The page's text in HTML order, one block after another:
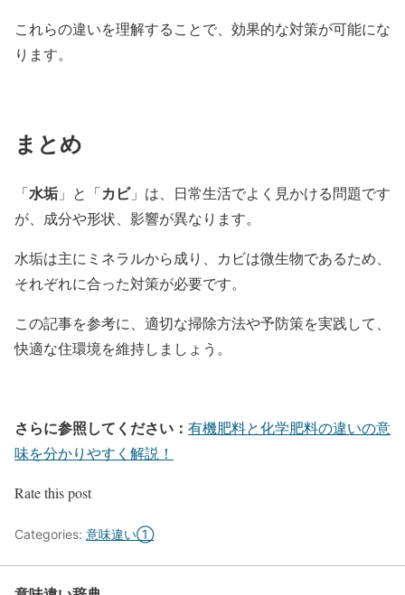
これらの違いを理解することで、効果的な対策が可能にな
ります。
まとめ
「水垢 」と「カビ」は、日常生活でよく見かける問題です
が、成分や形状、影響が異なります。
水垢は主にミネラルから成り、カビは微生物であるため、
それぞれに合った対策が必要です。
この記事を参考に、適切な掃除方法や予防策を実践して、
快適な住環境を維持しましょう。
さらに参照してください： 有機肥料と化学肥料の違いの意
味を分かりやすく解説！
Rate this post
Categories: 意味違い①